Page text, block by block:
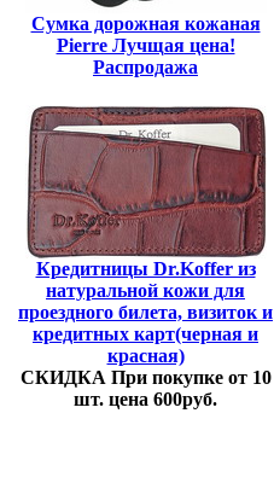
Сумка дорожная кожаная
Pierre Лучщая цена!
Распродажа
Кредитницы Dr.Koffer из
натуральной кожи для
проездного билета, визиток и
кредитных карт(черная и
красная)
СКИДКА При покупке от 10
шт. цена 600руб.